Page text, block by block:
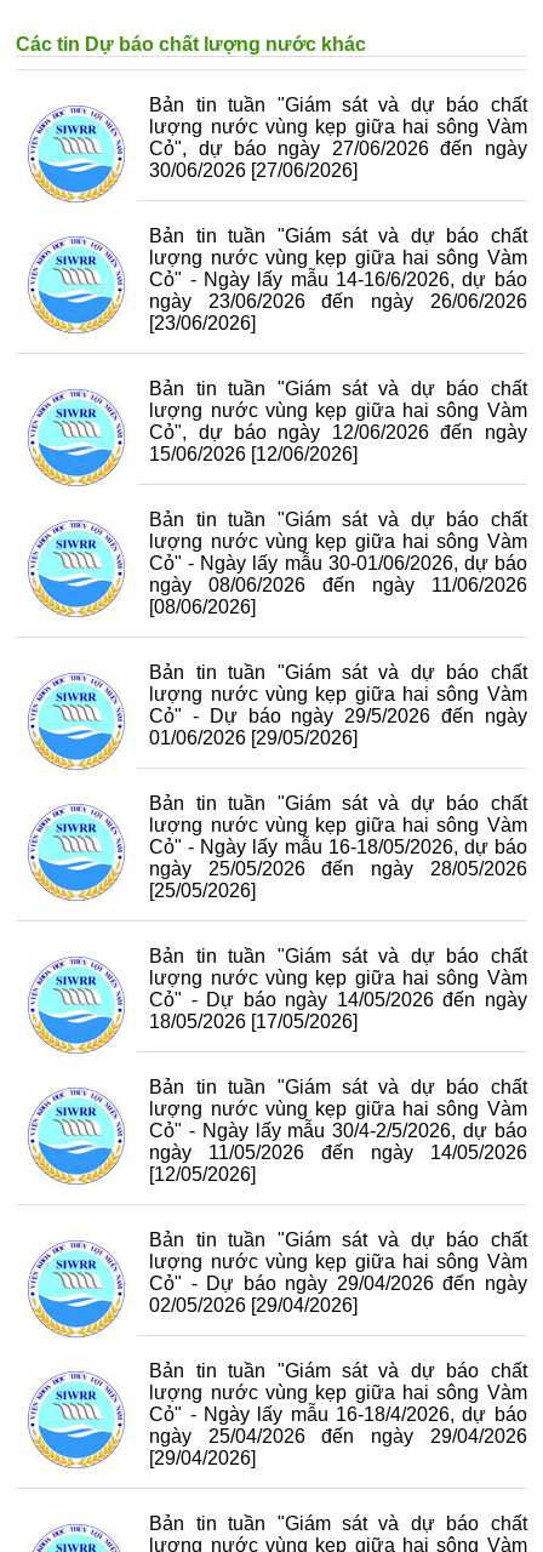
Các tin Dự báo chất lượng nước khác
Bản tin tuần "Giám sát và dự báo chất
lượng nước vùng kẹp giữa hai sông Vàm
Cỏ", dự báo ngày 27/06/2026 đến ngày
30/06/2026 [27/06/2026]
Bản tin tuần "Giám sát và dự báo chất
lượng nước vùng kẹp giữa hai sông Vàm
Cỏ" - Ngày lấy mẫu 14-16/6/2026, dự báo
ngày 23/06/2026 đến ngày 26/06/2026
[23/06/2026]
Bản tin tuần "Giám sát và dự báo chất
lượng nước vùng kẹp giữa hai sông Vàm
Cỏ", dự báo ngày 12/06/2026 đến ngày
15/06/2026 [12/06/2026]
Bản tin tuần "Giám sát và dự báo chất
lượng nước vùng kẹp giữa hai sông Vàm
Cỏ" - Ngày lấy mẫu 30-01/06/2026, dự báo
ngày 08/06/2026 đến ngày 11/06/2026
[08/06/2026]
Bản tin tuần "Giám sát và dự báo chất
lượng nước vùng kẹp giữa hai sông Vàm
Cỏ" - Dự báo ngày 29/5/2026 đến ngày
01/06/2026 [29/05/2026]
Bản tin tuần "Giám sát và dự báo chất
lượng nước vùng kẹp giữa hai sông Vàm
Cỏ" - Ngày lấy mẫu 16-18/05/2026, dự báo
ngày 25/05/2026 đến ngày 28/05/2026
[25/05/2026]
Bản tin tuần "Giám sát và dự báo chất
lượng nước vùng kẹp giữa hai sông Vàm
Cỏ" - Dự báo ngày 14/05/2026 đến ngày
18/05/2026 [17/05/2026]
Bản tin tuần "Giám sát và dự báo chất
lượng nước vùng kẹp giữa hai sông Vàm
Cỏ" - Ngày lấy mẫu 30/4-2/5/2026, dự báo
ngày 11/05/2026 đến ngày 14/05/2026
[12/05/2026]
Bản tin tuần "Giám sát và dự báo chất
lượng nước vùng kẹp giữa hai sông Vàm
Cỏ" - Dự báo ngày 29/04/2026 đến ngày
02/05/2026 [29/04/2026]
Bản tin tuần "Giám sát và dự báo chất
lượng nước vùng kẹp giữa hai sông Vàm
Cỏ" - Ngày lấy mẫu 16-18/4/2026, dự báo
ngày 25/04/2026 đến ngày 29/04/2026
[29/04/2026]
Bản tin tuần "Giám sát và dự báo chất
lượng nước vùng kẹp giữa hai sông Vàm